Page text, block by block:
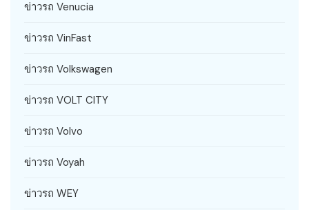
ข่าวรถ Venucia
ข่าวรถ VinFast
ข่าวรถ Volkswagen
ข่าวรถ VOLT CITY
ข่าวรถ Volvo
ข่าวรถ Voyah
ข่าวรถ WEY